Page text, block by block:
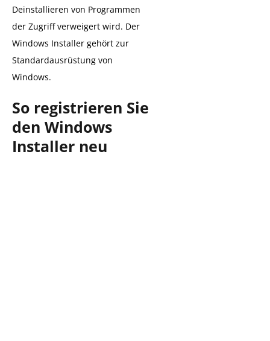
Deinstallieren von Programmen
der Zugriff verweigert wird. Der
Windows Installer gehört zur
Standardausrüstung von
Windows.
So registrieren Sie
den Windows
Installer neu